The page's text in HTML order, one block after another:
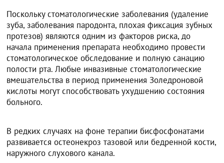
Поскольку стоматологические заболевания (удаление
зуба, заболевания пародонта, плохая фиксация зубных
протезов) являются одним из факторов риска, до
начала применения препарата необходимо провести
стоматологическое обследование и полную санацию
полости рта. Любые инвазивные стоматологические
вмешательства в период применения Золедроновой
кислоты могут способствовать ухудшению состояния
больного.
В редких случаях на фоне терапии бисфосфонатами
развивается остеонекроз тазовой или бедренной кости,
наружного слухового канала.